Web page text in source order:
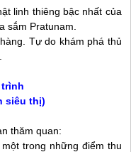
linh thiêng bậc nhất của
sắm Pratunam.
Tự do khám phá thủ
chương trình
siêu thị)
thăm quan:
trong những điểm thu